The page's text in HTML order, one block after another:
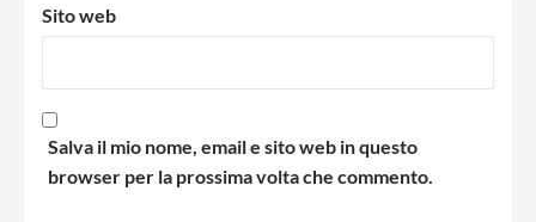
Sito web
Salva il mio nome, email e sito web in questo
browser per la prossima volta che commento.